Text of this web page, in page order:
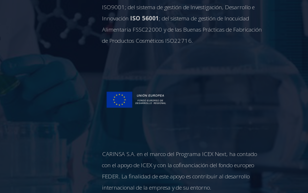
ISO9001; del sistema de gestión de Investigación, Desarrollo e
Innovación ISO 56001 ; del sistema de gestión de Inocuidad
Alimentaria FSSC22000 y de las Buenas Prácticas de Fabricación
de Productos Cosméticos ISO22716.
CARINSA S.A. en el marco del Programa ICEX Next, ha contado
con el apoyo de ICEX y con la cofinanciación del fondo europeo
FEDER. La finalidad de este apoyo es contribuir al desarrollo
internacional de la empresa y de su entorno.